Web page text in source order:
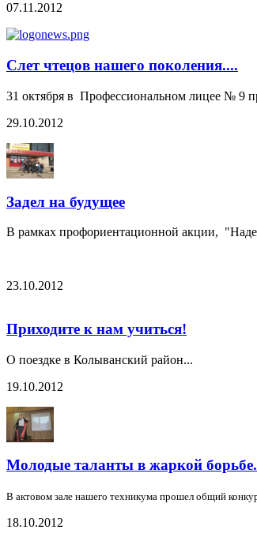
07.11.2012
Слет чтецов нашего поколения....
31 октября в Профессиональном лицее № 9
29.10.2012
Задел на будущее
В рамках профориентационной акции,
23.10.2012
Приходите к нам учиться!
О поездке в Колыванский район...
19.10.2012
Молодые таланты в жаркой
В актовом зале нашего техникума прошел общий
18.10.2012